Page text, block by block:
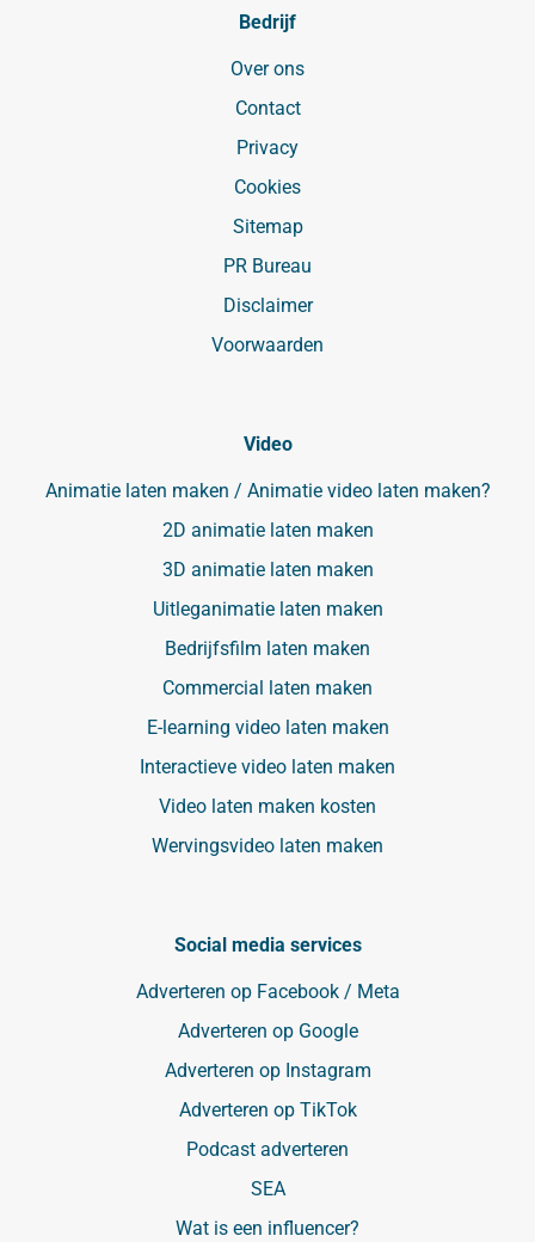
Bedrijf
Over ons
Contact
Privacy
Cookies
Sitemap
PR Bureau
Disclaimer
Voorwaarden
Video
Animatie laten maken / Animatie video laten maken?
2D animatie laten maken
3D animatie laten maken
Uitleganimatie laten maken
Bedrijfsfilm laten maken
Commercial laten maken
E-learning video laten maken
Interactieve video laten maken
Video laten maken kosten
Wervingsvideo laten maken
Social media services
Adverteren op Facebook / Meta
Adverteren op Google
Adverteren op Instagram
Adverteren op TikTok
Podcast adverteren
SEA
Wat is een influencer?